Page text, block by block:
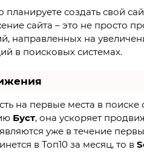
создать свой
сайта – это не просто
направленных на
в поисковых системах.
на первые места в поиске
Буст, она ускоряет
уже в течение
в Топ10 за месяц, то в